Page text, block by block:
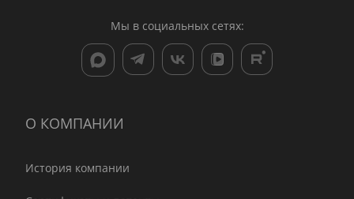
Мы в социальных сетях:
О КОМПАНИИ
История компании